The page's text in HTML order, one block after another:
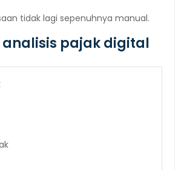
tidak lagi sepenuhnya manual.
pajak digital